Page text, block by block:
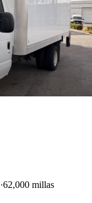
62,000 millas